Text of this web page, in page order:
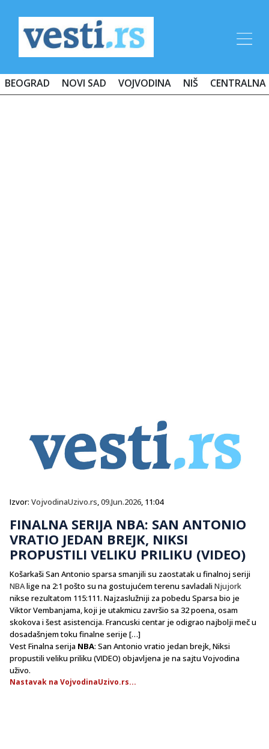
BEOGRAD NOVI SAD VOJVODINA NIŠ CENTRALNA
Izvor: VojvodinaUzivo.rs,09.Jun.2026, 11:04
FINALNA SERIJA NBA: SAN ANTONIO
VRATIO JEDAN BREJK, NIKSI
PROPUSTILI VELIKU PRILIKU (VIDEO)
Košarkaši San Antonio sparsa smanjili su zaostatak u finalnoj seriji
NBAlige na 2:1 pošto su na gostujućem terenu savladali Njujork
nikse rezultatom 115:111. Najzaslužniji za pobedu Sparsa bio je
Viktor Vembanjama, koji je utakmicu završio sa 32 poena, osam
skokova i šest asistencija. Francuski centar je odigrao najbolji meč u
dosadašnjem toku finalne serije […]
Vest Finalna serija NBA: San Antonio vratio jedan brejk, Niksi
propustili veliku priliku (VIDEO) objavljena je na sajtu Vojvodina
uživo.
Nastavak na VojvodinaUzivo.rs...